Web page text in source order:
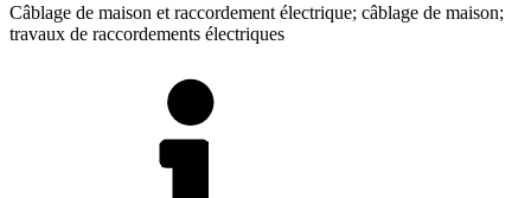
Câblage de maison et raccordement électrique; câblage de maison;
travaux de raccordements électriques